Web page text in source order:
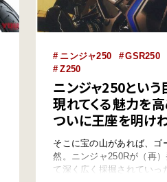
ニンジャ250 GSR250
Z250
ニンジャ250という
現れてくる魅力を
ついに王座を明
そこに宝の山があれば、ゴ
然。ニンジャ250Rが（再
て深く広く採掘されていっ